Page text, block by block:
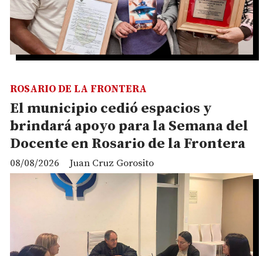
El municipio cedió espacios y
brindará apoyo para la Semana del
Docente en Rosario de la Frontera
Juan Cruz Gorosito
ROSARIO DE LA FRONTERA
08/08/2026